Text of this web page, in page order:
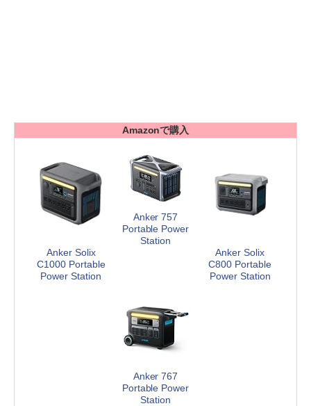
Amazonで購入
Anker Solix
C1000 Portable
Power Station
Anker 757
Portable Power
Station
Anker Solix
C800 Portable
Power Station
Anker 767
Portable Power
Station